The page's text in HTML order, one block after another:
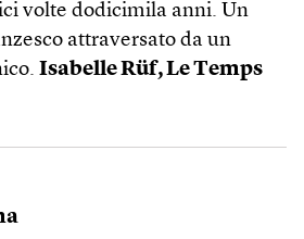
volte dodicimila anni. Un
attraversato da un
Isabelle Rüf, Le Temps